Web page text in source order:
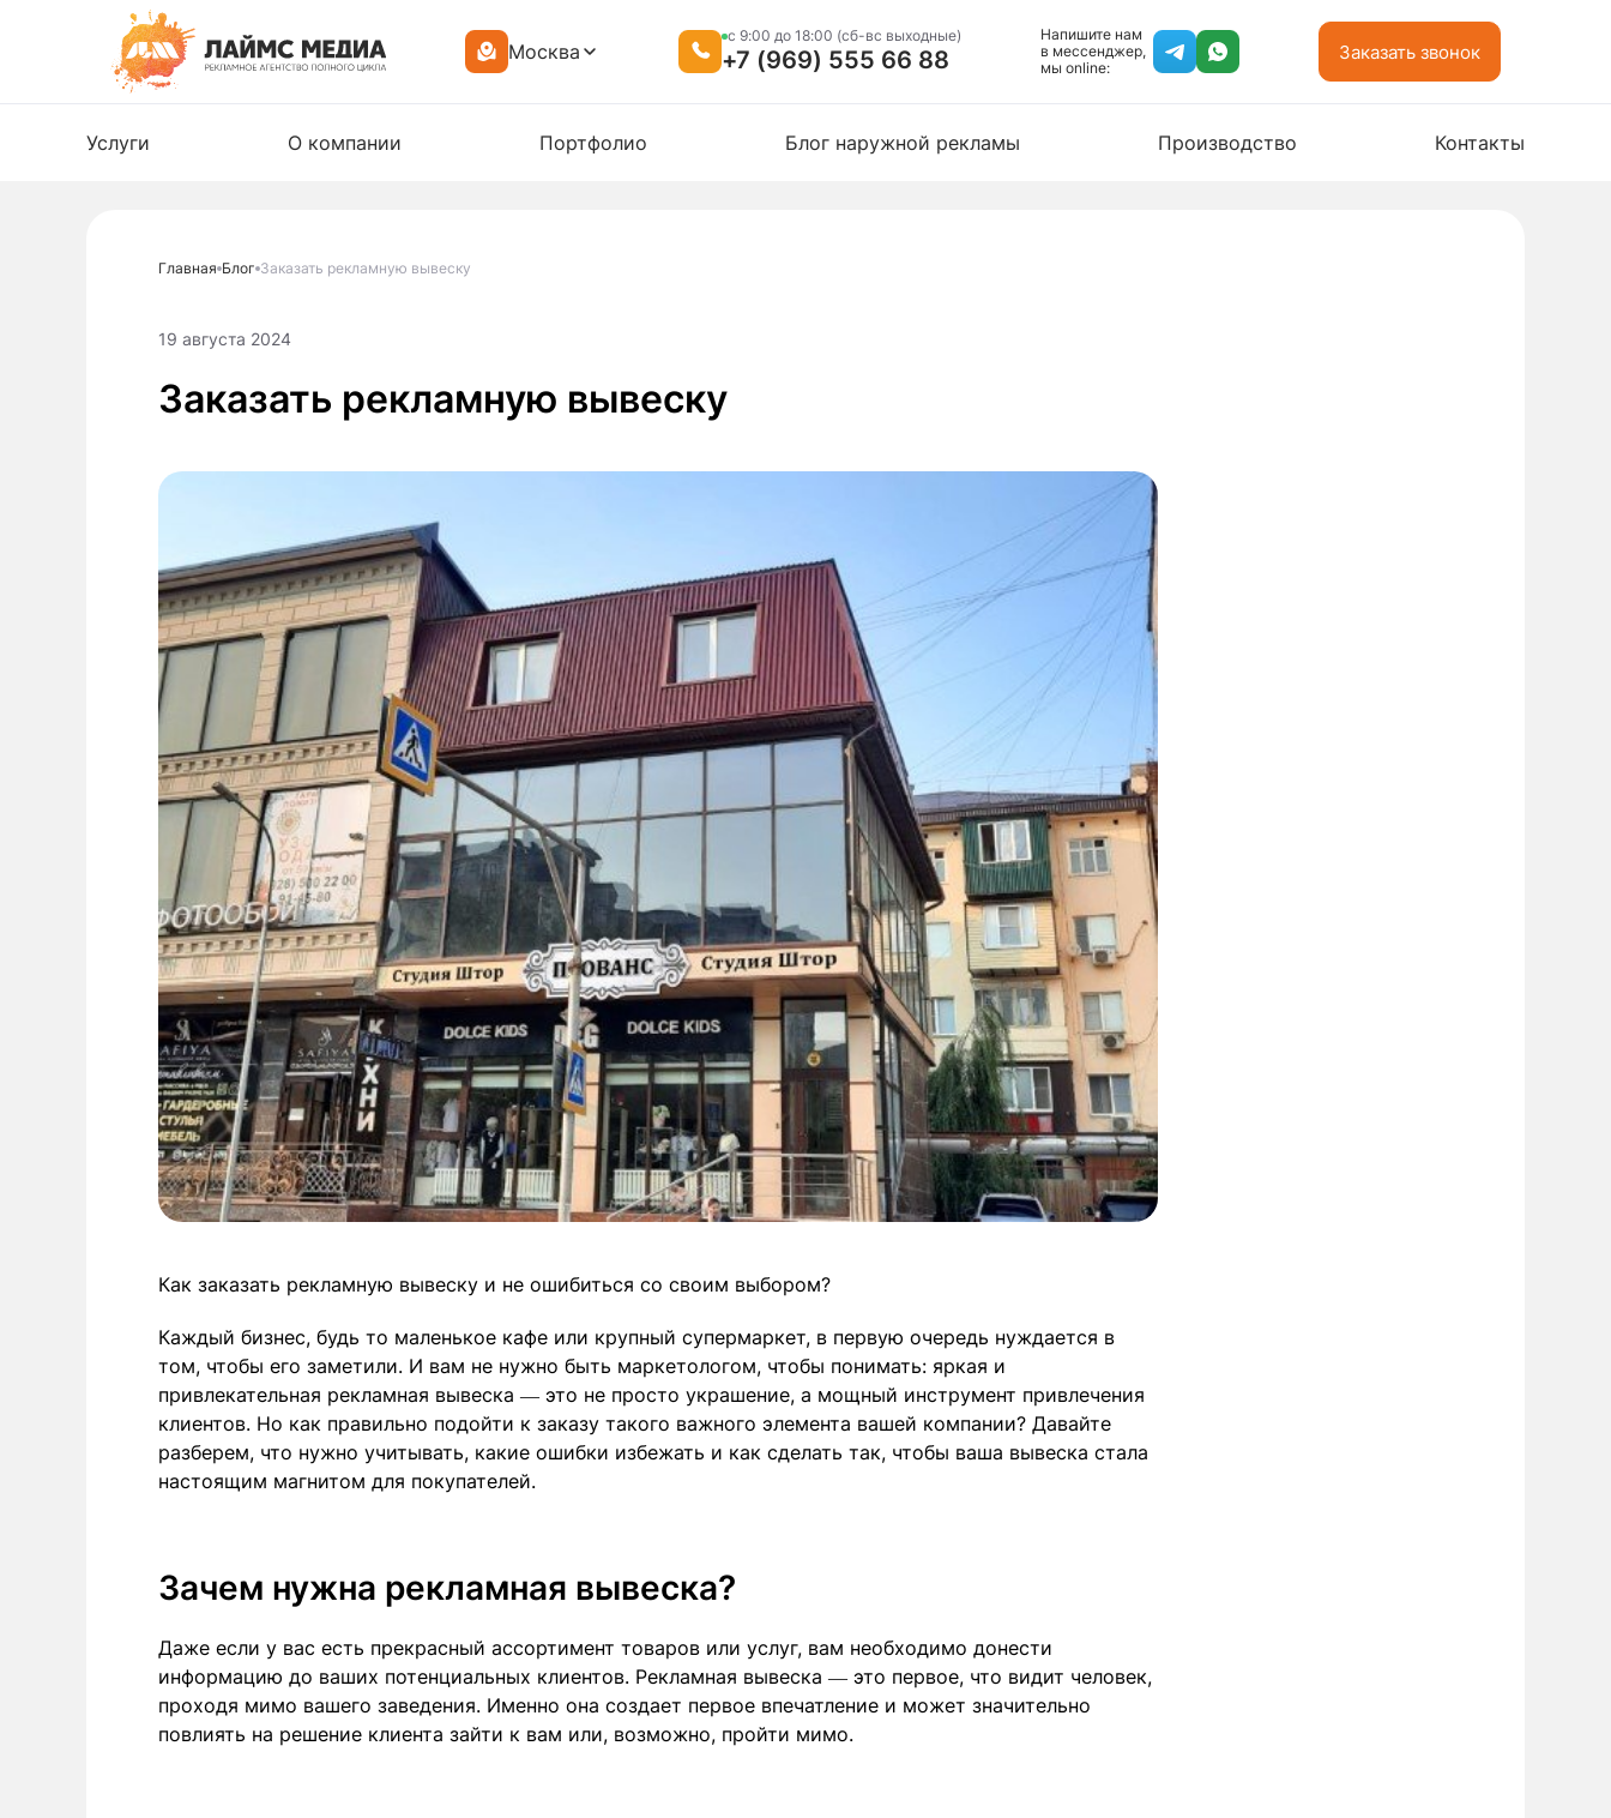
Москва
c 9:00 до 18:00 (сб-вс выходные)
+7 (969) 555 66 88
Напишите нам
в мессенджер,
мы online:
Заказать звонок
Услуги О компании Портфолио Блог наружной рекламы Производство Контакты
Главная Блог Заказать рекламную вывеску
19 августа 2024
Заказать рекламную вывеску
Как заказать рекламную вывеску и не ошибиться со своим выбором?
Каждый бизнес, будь то маленькое кафе или крупный супермаркет, в первую очередь нуждается в
том, чтобы его заметили. И вам не нужно быть маркетологом, чтобы понимать: яркая и
привлекательная рекламная вывеска — это не просто украшение, а мощный инструмент привлечения
клиентов. Но как правильно подойти к заказу такого важного элемента вашей компании? Давайте
разберем, что нужно учитывать, какие ошибки избежать и как сделать так, чтобы ваша вывеска стала
настоящим магнитом для покупателей.
Зачем нужна рекламная вывеска?
Даже если у вас есть прекрасный ассортимент товаров или услуг, вам необходимо донести
информацию до ваших потенциальных клиентов. Рекламная вывеска — это первое, что видит человек,
проходя мимо вашего заведения. Именно она создает первое впечатление и может значительно
повлиять на решение клиента зайти к вам или, возможно, пройти мимо.